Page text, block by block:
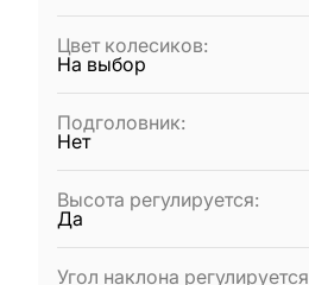
Цвет колесиков:
На выбор
Подголовник:
Нет
Высота регулируется:
Да
Угол наклона регулируется